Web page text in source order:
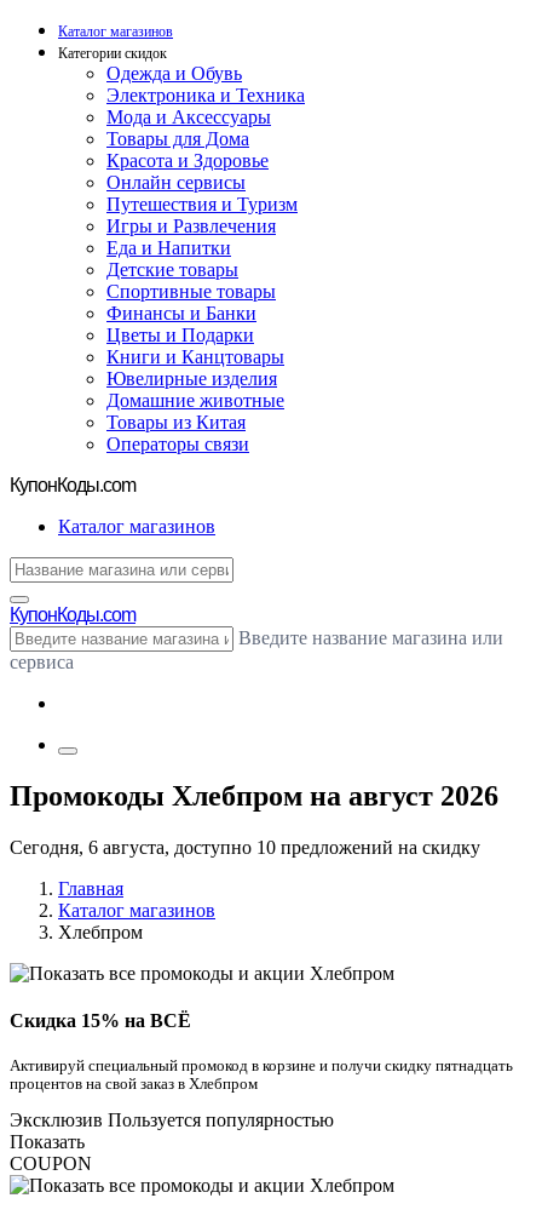
Каталог магазинов
Категории скидок
Одежда и Обувь
Электроника и Техника
Мода и Аксессуары
Товары для Дома
Красота и Здоровье
Онлайн сервисы
Путешествия и Туризм
Игры и Развлечения
Еда и Напитки
Детские товары
Спортивные товары
Финансы и Банки
Цветы и Подарки
Книги и Канцтовары
Ювелирные изделия
Домашние животные
Товары из Китая
Операторы связи
КупонКоды.com
Каталог магазинов
КупонКоды.com
Введите название магазина или
сервиса
Промокоды Хлебпром на август 2026
Сегодня, 6 августа, доступно 10 предложений на скидку
Главная
Каталог магазинов
Хлебпром
Скидка 15% на ВСЁ
Активируй специальный промокод в корзине и получи скидку пятнадцать
процентов на свой заказ в Хлебпром
Эксклюзив Пользуется популярностью
Показать
COUPON